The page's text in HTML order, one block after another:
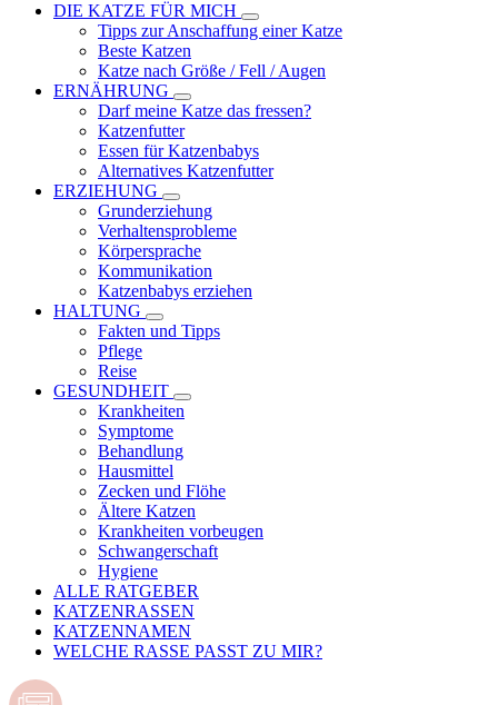
DIE KATZE FÜR MICH
Tipps zur Anschaffung einer Katze
Beste Katzen
Katze nach Größe / Fell / Augen
ERNÄHRUNG
Darf meine Katze das fressen?
Katzenfutter
Essen für Katzenbabys
Alternatives Katzenfutter
ERZIEHUNG
Grunderziehung
Verhaltensprobleme
Körpersprache
Kommunikation
Katzenbabys erziehen
HALTUNG
Fakten und Tipps
Pflege
Reise
GESUNDHEIT
Krankheiten
Symptome
Behandlung
Hausmittel
Zecken und Flöhe
Ältere Katzen
Krankheiten vorbeugen
Schwangerschaft
Hygiene
ALLE RATGEBER
KATZENRASSEN
KATZENNAMEN
WELCHE RASSE PASST ZU MIR?